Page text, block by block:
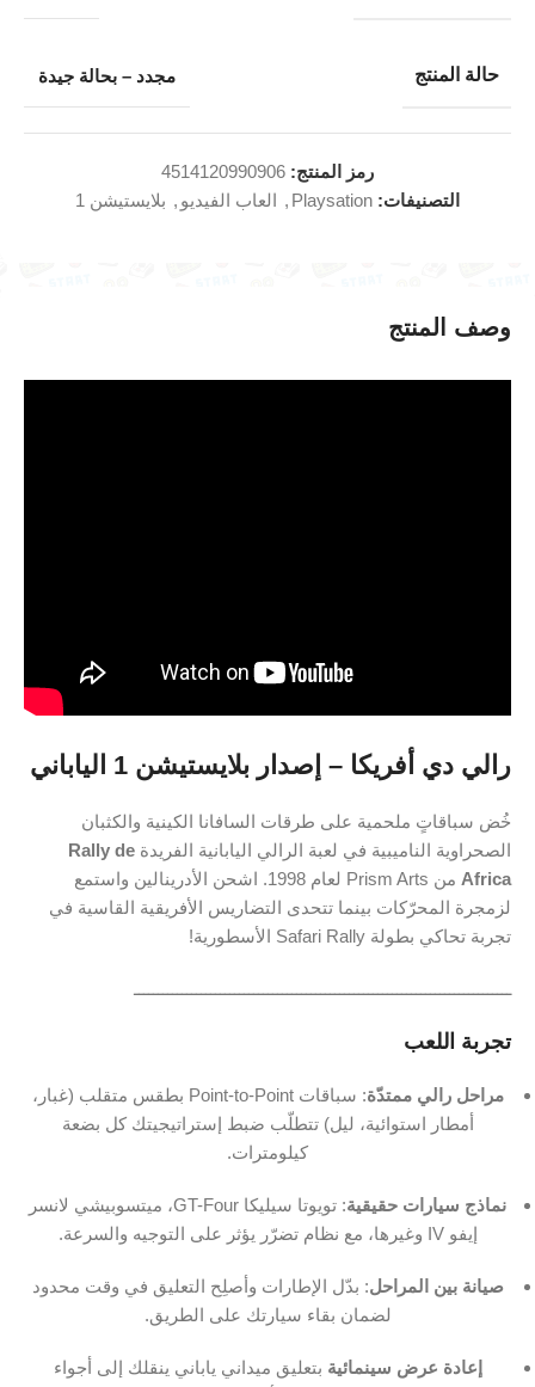
وصف المنتج
رالي دي أفريكا – إصدار بلايستيشن 1 الياباني
خُض سباقاتٍ ملحمية على طرقات السافانا الكينية والكثبان
الصحراوية الناميبية في لعبة الرالي اليابانية الفريدة Rally de
Africa
من Prism Arts لعام 1998. اشحن الأدرينالين واستمع
لزمجرة المحرّكات بينما تتحدى التضاريس الأفريقية القاسية في
تجربة تحاكي بطولة Safari Rally الأسطورية!
ـــــــــــــــــــــــــــــــــــــــــــــــــــــــــــــــــــــــــــــــ
تجربة اللعب
مراحل رالي ممتدّة
: سباقات Point-to-Point بطقس متقلب (غبار،
أمطار استوائية، ليل) تتطلّب ضبط إستراتيجيتك كل بضعة
كيلومترات.
نماذج سيارات حقيقية
: تويوتا سيليكا GT-Four، ميتسوبيشي لانسر
إيفو IV وغيرها، مع نظام تضرّر يؤثر على التوجيه والسرعة.
صيانة بين المراحل: بدّل الإطارات وأصلِح التعليق في وقت محدود
لضمان بقاء سيارتك على الطريق.
إعادة عرض سينمائية بتعليق ميداني ياباني ينقلك إلى أجواء
حالة المنتج مجدد – بحالة جيدة
رمز المنتج: 4514120990906
التصنيفات: Playsation
, العاب الفيديو , بلايستيشن 1